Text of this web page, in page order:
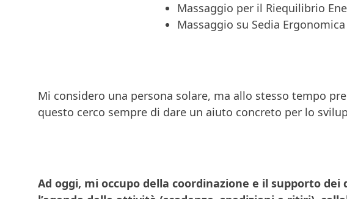
Massaggio per il Riequilibrio
Massaggio su Sedia Ergonomica
Mi considero una persona solare, ma allo stesso tempo
questo cerco sempre di dare un aiuto concreto per lo
Ad oggi, mi occupo della coordinazione e il supporto